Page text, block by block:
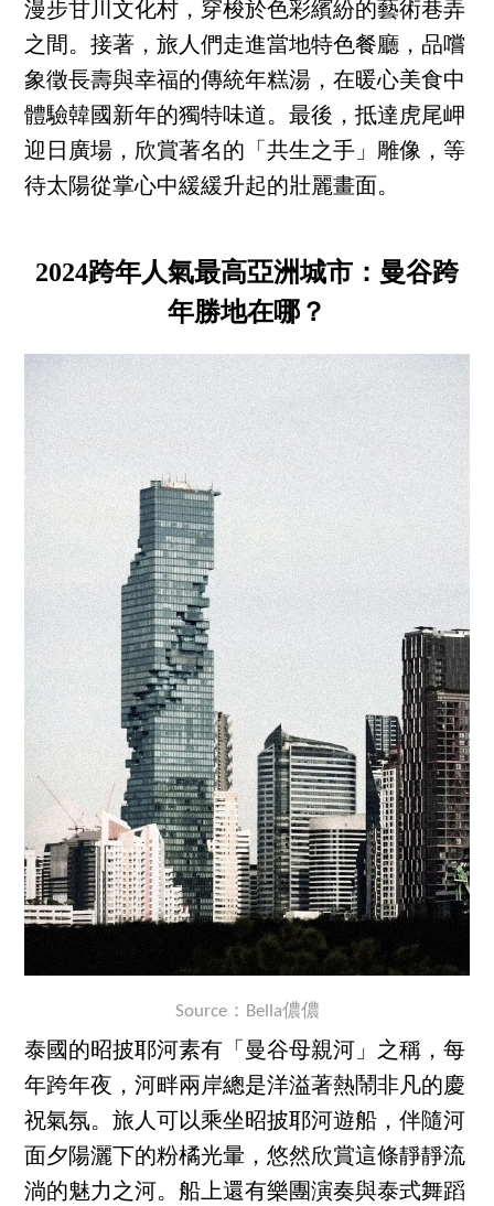
漫步甘川文化村，穿梭於色彩繽紛的藝術巷弄
之間。接著，旅人們走進當地特色餐廳，品嚐
象徵長壽與幸福的傳統年糕湯，在暖心美食中
體驗韓國新年的獨特味道。最後，抵達虎尾岬
迎日廣場，欣賞著名的「共生之手」雕像，等
待太陽從掌心中緩緩升起的壯麗畫面。
2024跨年人氣最高亞洲城市：曼谷跨
年勝地在哪？
Source：Bella儂儂
泰國的昭披耶河素有「曼谷母親河」之稱，每
年跨年夜，河畔兩岸總是洋溢著熱鬧非凡的慶
祝氣氛。旅人可以乘坐昭披耶河遊船，伴隨河
面夕陽灑下的粉橘光暈，悠然欣賞這條靜靜流
淌的魅力之河。船上還有樂團演奏與泰式舞蹈